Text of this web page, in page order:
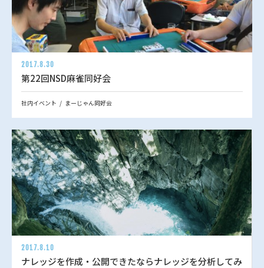
2017.8.30
第22回NSD麻雀同好会
社内イベント まーじゃん同好会
2017.8.10
ナレッジを作成・公開できたならナレッジを分析してみ